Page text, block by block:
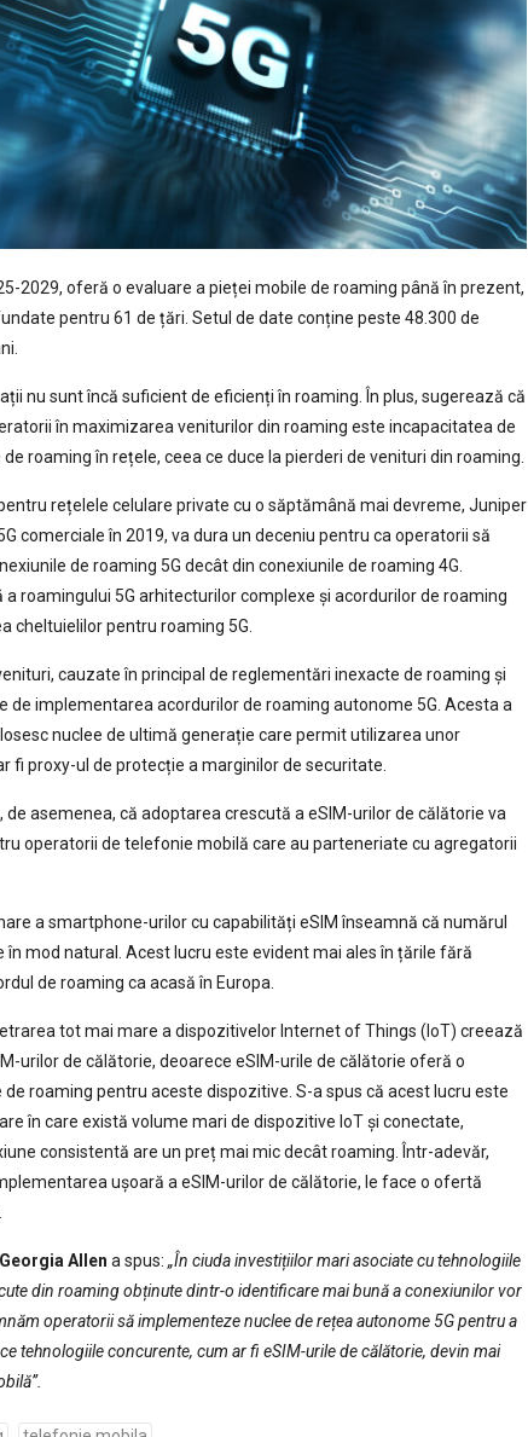
2029, oferă o evaluare a pieței mobile de roaming până în prezent,
pentru 61 de țări. Setul de date conține peste 48.300 de
nu sunt încă suficient de eficienți în roaming. În plus, sugerează că
în maximizarea veniturilor din roaming este incapacitatea de
roaming în rețele, ceea ce duce la pierderi de venituri din roaming.
rețelele celulare private cu o săptămână mai devreme, Juniper
comerciale în 2019, va dura un deceniu pentru ca operatorii să
de roaming 5G decât din conexiunile de roaming 4G.
roamingului 5G arhitecturilor complexe și acordurilor de roaming
cheltuielilor pentru roaming 5G.
cauzate în principal de reglementări inexacte de roaming și
implementarea acordurilor de roaming autonome 5G. Acesta a
nuclee de ultimă generație care permit utilizarea unor
fi proxy-ul de protecție a marginilor de securitate.
de asemenea, că adoptarea crescută a eSIM-urilor de călătorie va
operatorii de telefonie mobilă care au parteneriate cu agregatorii
a smartphone-urilor cu capabilități eSIM înseamnă că numărul
mod natural. Acest lucru este evident mai ales în țările fără
de roaming ca acasă în Europa.
tot mai mare a dispozitivelor Internet of Things (IoT) creează
urilor de călătorie, deoarece eSIM-urile de călătorie oferă o
roaming pentru aceste dispozitive. S-a spus că acest lucru este
în care există volume mari de dispozitive IoT și conectate,
consistentă are un preț mai mic decât roaming. Într-adevăr,
ușoară a eSIM-urilor de călătorie, le face o ofertă
Georgia Allen a spus: „În ciuda investițiilor mari asociate cu tehnologiile
din roaming obținute dintr-o identificare mai bună a conexiunilor vor
operatorii să implementeze nuclee de rețea autonome 5G pentru a
tehnologiile concurente, cum ar fi eSIM-urile de călătorie, devin mai